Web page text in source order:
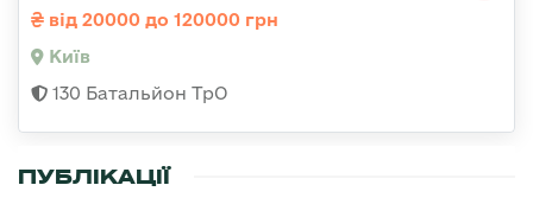
від 20000 до 120000 грн
Київ
130 Батальйон ТрО
ПУБЛІКАЦІЇ